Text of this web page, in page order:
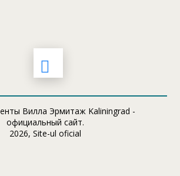
Вилла Эрмитаж Kaliningrad -
официальный сайт.
2026, Site-ul oficial